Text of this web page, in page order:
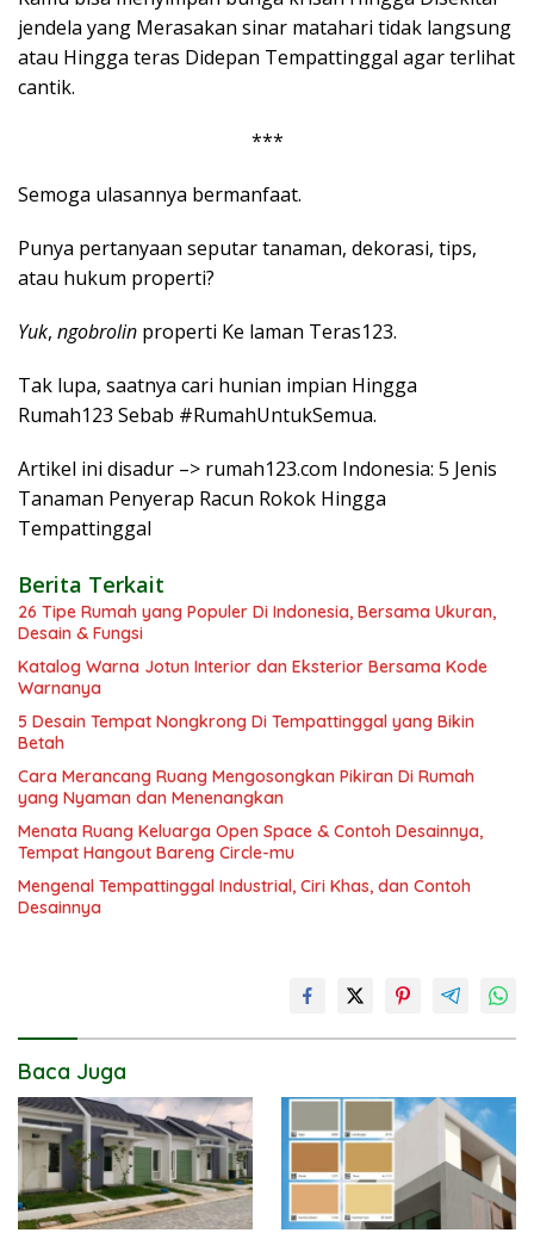
jendela yang Merasakan sinar matahari tidak langsung
atau Hingga teras Didepan Tempattinggal agar terlihat
cantik.
***
Semoga ulasannya bermanfaat.
Punya pertanyaan seputar tanaman, dekorasi, tips,
atau hukum properti?
Yuk, ngobrolin properti Ke laman Teras123.
Tak lupa, saatnya cari hunian impian Hingga
Rumah123 Sebab #RumahUntukSemua.
Artikel ini disadur –> rumah123.com Indonesia: 5 Jenis
Tanaman Penyerap Racun Rokok Hingga
Tempattinggal
Berita Terkait
26 Tipe Rumah yang Populer Di Indonesia, Bersama Ukuran,
Desain & Fungsi
Katalog Warna Jotun Interior dan Eksterior Bersama Kode
Warnanya
5 Desain Tempat Nongkrong Di Tempattinggal yang Bikin
Betah
Cara Merancang Ruang Mengosongkan Pikiran Di Rumah
yang Nyaman dan Menenangkan
Menata Ruang Keluarga Open Space & Contoh Desainnya,
Tempat Hangout Bareng Circle-mu
Mengenal Tempattinggal Industrial, Ciri Khas, dan Contoh
Desainnya
Baca Juga